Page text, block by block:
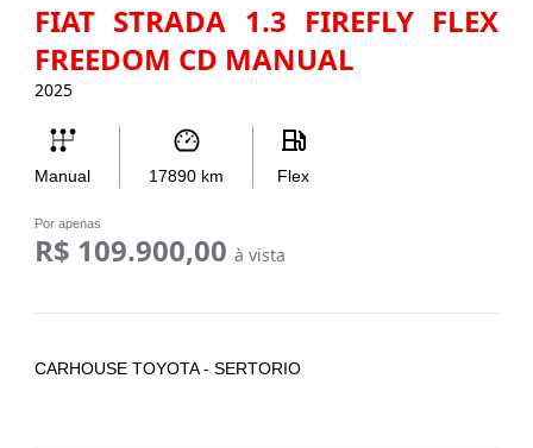
FIAT STRADA 1.3 FIREFLY FLEX
FREEDOM CD MANUAL
2025
Manual 17890 km Flex
Por apenas
R$ 109.900,00 à vista
CARHOUSE TOYOTA - SERTORIO